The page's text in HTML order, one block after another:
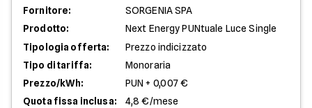
Fornitore:
SORGENIA SPA
Prodotto:
Next Energy PUNtuale Luce Single
Tipologia offerta:
Prezzo indicizzato
Tipo di tariffa:
Monoraria
Prezzo/kWh:
PUN + 0,007 €
Quota fissa inclusa:
4,8 €/mese